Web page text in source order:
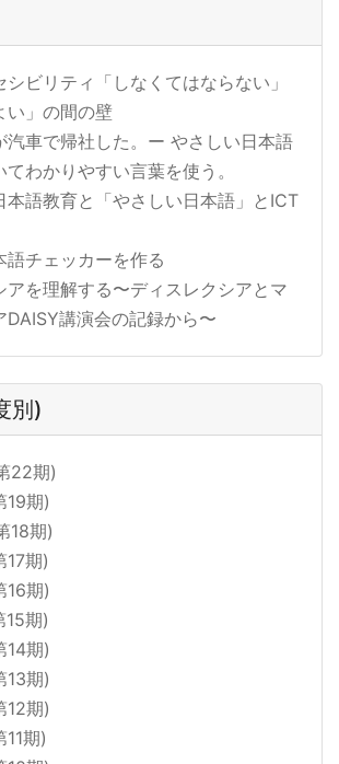
ビリティ「しなくてはならない」
い」の間の壁
汽車で帰社した。ー やさしい日本語
わかりやすい言葉を使う。
本語教育と「やさしい日本語」とICT
語チェッカーを作る
アを理解する〜ディスレクシアとマ
DAISY講演会の記録から〜
別)
22期)
19期)
18期)
17期)
16期)
15期)
14期)
13期)
12期)
期)